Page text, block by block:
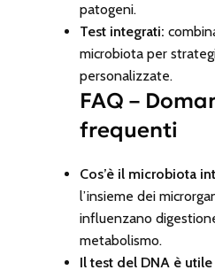
patogeni.
Test integrati:
microbiota per
personalizzate.
FAQ –
frequenti
Cos’è il microbiota
l’insieme dei
influenzano
metabolismo.
Il test del DNA è